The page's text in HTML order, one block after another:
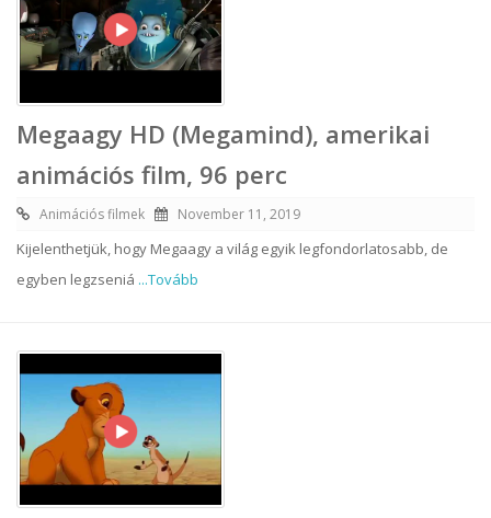
Megaagy HD (Megamind), amerikai
animációs film, 96 perc
Animációs filmek November 11, 2019
Kijelenthetjük, hogy Megaagy a világ egyik legfondorlatosabb, de
egyben legzseniá ...Tovább